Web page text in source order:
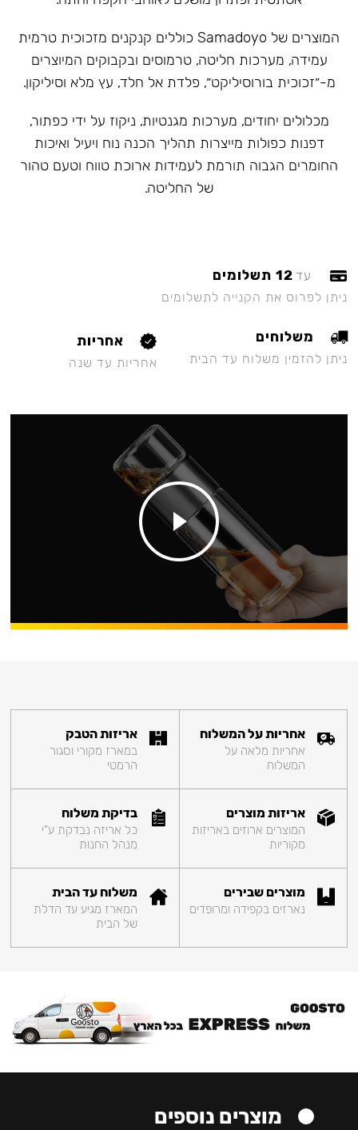
המוצרים של Samadoyo כוללים קנקנים מזכוכית טרמית
עמידה, מערכות חליטה, טרמוסים ובקבוקים המיוצרים
מ-״זכוכית בורוסיליקט״, פלדת אל חלד, עץ מלא וסיליקון.
מכלולים יחודים, מערכות מגנטיות, ניקוז על ידי כפתור,
דפנות כפולות מייצרות תהליך הכנה נוח ויעיל ואיכות
החומרים הגבוה תורמת לעמידות ארוכת טווח וטעם טהור
של החליטה.
עד 12 תשלומים
ניתן לפרוס את הקנייה לתשלומים
משלוחים
ניתן להזמין משלוח עד הבית
אחריות
אחריות עד שנה
אחריות על המשלוח
אחריות מלאה על
המשלוח
אריזות הטבק
במארז מקורי וסגור
הרמטי
אריזות מוצרים
המוצרים ארוזים באריזות
מקוריות
בדיקת משלוח
כל אריזה נבדקת ע"י
מנהל החנות
מוצרים שבירים
נארזים בקפידה ומרופדים
משלוח עד הבית
המארז מגיע עד הדלת
של הבית
מוצרים נוספים